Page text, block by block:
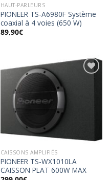
HAUT-PARLEURS
PIONEER TS-A6980F Système
coaxial à 4 voies (650 W)
89,90€
CAISSONS AMPLIFIÉS
PIONEER TS-WX1010LA
CAISSON PLAT 600W MAX